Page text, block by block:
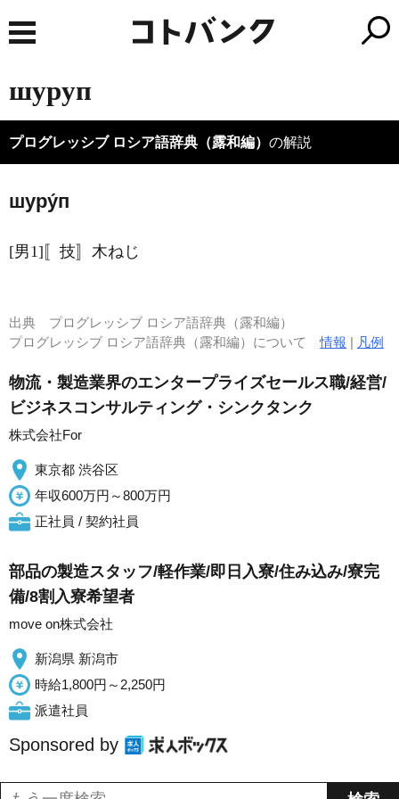
шуруп
プログレッシブ ロシア語辞典（露和編） の解説
шуру́п
[男1]〚技〛木ねじ
出典 プログレッシブ ロシア語辞典（露和編）
プログレッシブ ロシア語辞典（露和編）について情報 | 凡例
物流・製造業界のエンタープライズセールス職/経営/
ビジネスコンサルティング・シンクタンク
株式会社For
東京都 渋谷区
年収600万円～800万円
正社員 / 契約社員
部品の製造スタッフ/軽作業/即日入寮/住み込み/寮完
備/8割入寮希望者
move on株式会社
新潟県 新潟市
時給1,800円～2,250円
派遣社員
Sponsored by